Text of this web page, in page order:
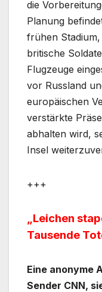
die
Planung
frühen
britische
Flugzeuge
vor Russland
europäischen
verstärkte
abhalten wird,
Insel
+++
„Leichen
Tausende
Eine anonyme
Sender CNN,